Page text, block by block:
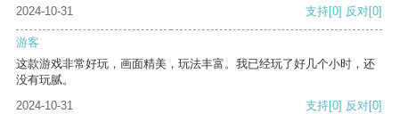
2024-10-31 支持[0] 反对[0]
游客
这款游戏非常好玩，画面精美，玩法丰富。我已经玩了好几个小时，还
没有玩腻。
2024-10-31
支持[0] 反对[0]